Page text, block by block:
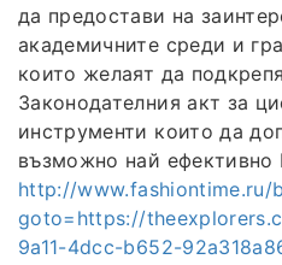
да предостави на
академичните среди и
които желаят да
Законодателния акт за
инструменти които да
възможно най ефективно
http://www.fashiontime.ru/
goto=https://
9a11-4dcc-b652-